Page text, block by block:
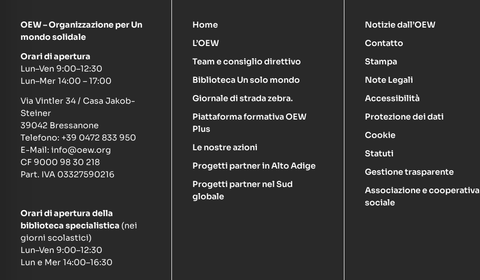
OEW – Organizzazione per Un
mondo solidale
Orari di apertura
Lun–Ven 9:00–12:30
Lun–Mer 14:00 – 17:00
Via Vintler 34 / Casa Jakob-
Steiner
39042 Bressanone
Telefono: +39 0472 833 950
E-Mail: info@oew.org
CF 9000 98 30 218
Part. IVA 03327590216
Orari di apertura della
biblioteca specialistica (nei
giorni scolastici)
Lun–Ven 9:00–12:30
Lun e Mer 14:00–16:30
Home
L’OEW
Team e consiglio direttivo
Biblioteca Un solo mondo
Giornale di strada zebra.
Piattaforma formativa OEW
Plus
Le nostre azioni
Progetti partner in Alto Adige
Progetti partner nel Sud
globale
Notizie dall’OEW
Contatto
Stampa
Note Legali
Accessibilità
Protezione dei dati
Cookie
Statuti
Gestione trasparente
Associazione e cooperativa
sociale